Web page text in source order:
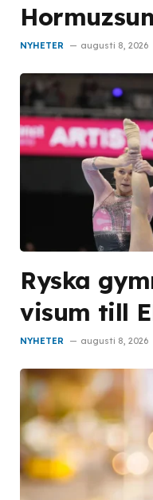
NYHETER augusti 8, 2026
Ryska
visum till
NYHETER augusti 8, 2026